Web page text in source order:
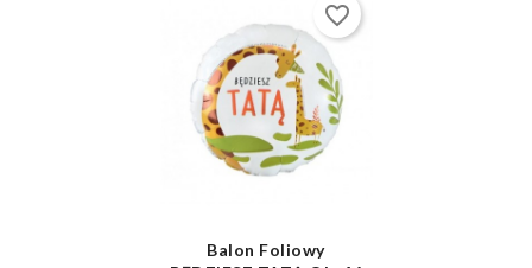
shopping_bag 
Balon Foliowy
favorite_border